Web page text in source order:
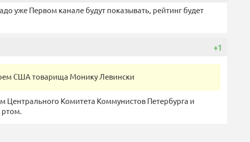
уже Первом канале будут показывать, рейтинг будет
+1
США товарища Монику Левински
Центрального Комитета Коммунистов Петербурга и